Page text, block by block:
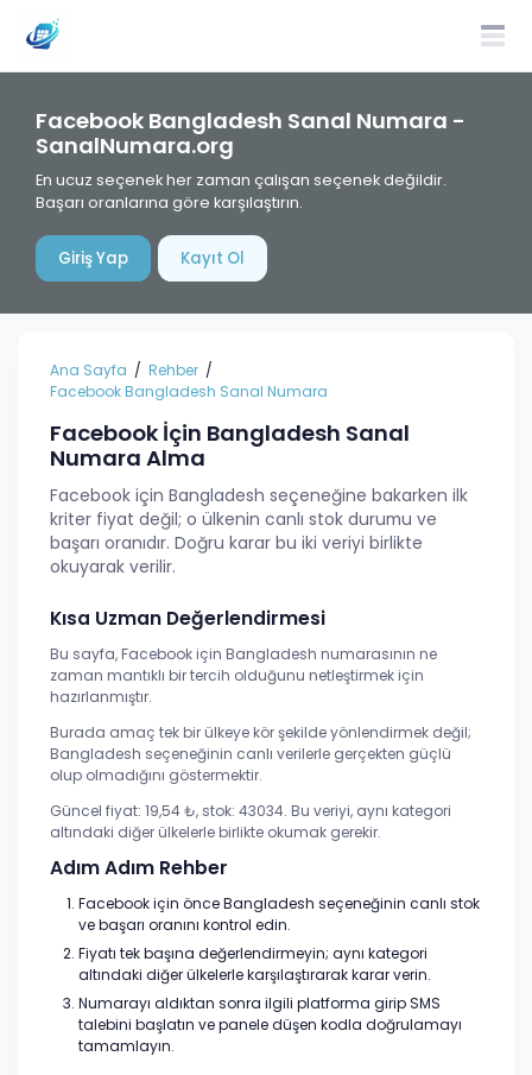
Facebook Bangladesh Sanal Numara -
SanalNumara.org
En ucuz seçenek her zaman çalışan seçenek değildir.
Başarı oranlarına göre karşılaştırın.
Giriş Yap Kayıt Ol
Ana Sayfa
Rehber
Facebook Bangladesh Sanal Numara
Facebook İçin Bangladesh Sanal
Numara Alma
Facebook için Bangladesh seçeneğine bakarken ilk
kriter fiyat değil; o ülkenin canlı stok durumu ve
başarı oranıdır. Doğru karar bu iki veriyi birlikte
okuyarak verilir.
Kısa Uzman Değerlendirmesi
Bu sayfa, Facebook için Bangladesh numarasının ne
zaman mantıklı bir tercih olduğunu netleştirmek için
hazırlanmıştır.
Burada amaç tek bir ülkeye kör şekilde yönlendirmek değil;
Bangladesh seçeneğinin canlı verilerle gerçekten güçlü
olup olmadığını göstermektir.
Güncel fiyat: 19,54 ₺, stok: 43034. Bu veriyi, aynı kategori
altındaki diğer ülkelerle birlikte okumak gerekir.
Adım Adım Rehber
Facebook için önce Bangladesh seçeneğinin canlı stok
ve başarı oranını kontrol edin.
Fiyatı tek başına değerlendirmeyin; aynı kategori
altındaki diğer ülkelerle karşılaştırarak karar verin.
Numarayı aldıktan sonra ilgili platforma girip SMS
talebini başlatın ve panele düşen kodla doğrulamayı
tamamlayın.